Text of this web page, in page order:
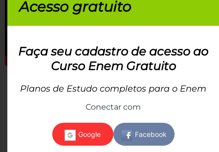
Acesso gratuito
Faça seu cadastro de acesso ao
Curso Enem Gratuito
Planos de Estudo completos para o Enem
Conectar com